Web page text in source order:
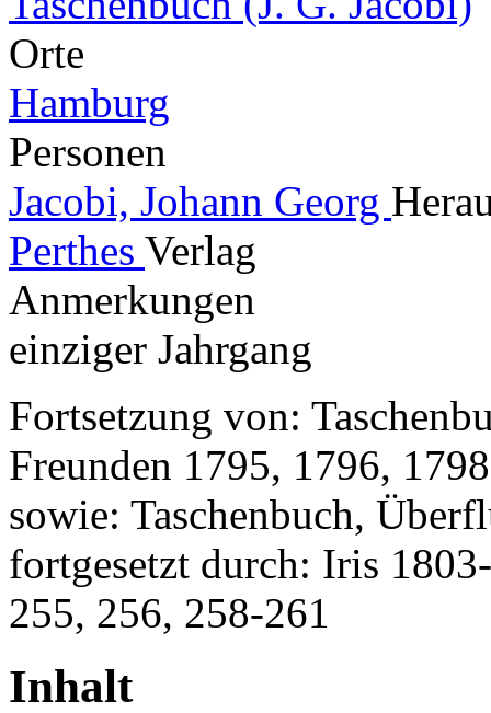
Orte
Hamburg
Personen
Jacobi, Johann Georg
Perthes Verlag
Anmerkungen
einziger Jahrgang
Fortsetzung von:
Freunden 1795, 1796,
sowie: Taschenbuch,
fortgesetzt durch: Iris
255, 256, 258-261
Inhalt